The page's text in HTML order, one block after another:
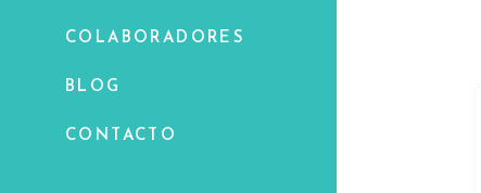
COLABORADORES
BLOG
CONTACTO